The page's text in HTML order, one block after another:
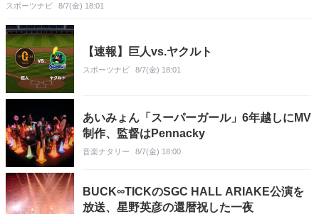
スポーツナビ 8/7(金) 18:01
【速報】巨人vs.ヤクルト
スポーツナビ 8/7(金) 18:01
あいみょん「スーパーガール」6年越しにMV
制作、監督はPennacky
音楽ナタリー 8/7(金) 18:00
BUCK∞TICKのSGC HALL ARIAKE公演を
放送、星野英彦の還暦祝した一夜